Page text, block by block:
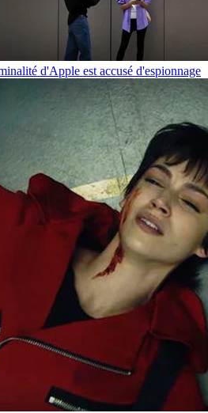
d'Apple est accusé d'espionnage